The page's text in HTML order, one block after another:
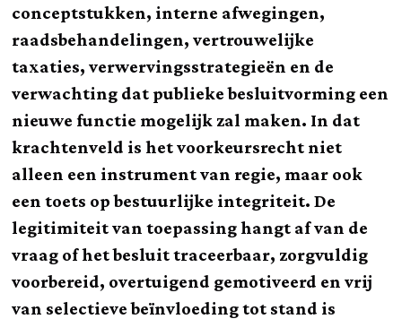
conceptstukken, interne afwegingen,
raadsbehandelingen, vertrouwelijke
taxaties, verwervingsstrategieën en de
verwachting dat publieke besluitvorming een
nieuwe functie mogelijk zal maken. In dat
krachtenveld is het voorkeursrecht niet
alleen een instrument van regie, maar ook
een toets op bestuurlijke integriteit. De
legitimiteit van toepassing hangt af van de
vraag of het besluit traceerbaar, zorgvuldig
voorbereid, overtuigend gemotiveerd en vrij
van selectieve beïnvloeding tot stand is